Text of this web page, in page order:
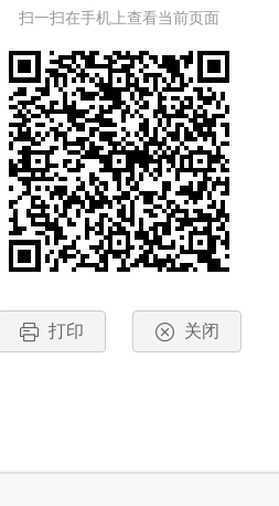
扫一扫在手机上查看当前页面
打印 关闭